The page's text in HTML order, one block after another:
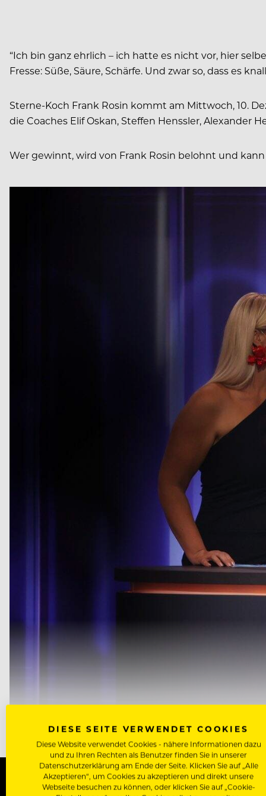
“Ich bin ganz ehrlich – ich hatte es nicht vor, hier
Fresse: Süße, Säure, Schärfe. Und zwar so, dass es
Sterne-Koch Frank Rosin kommt am Mittwoch, 10.
die Coaches Elif Oskan, Steffen Henssler,
Wer gewinnt, wird von Frank Rosin belohnt und
MODERATORIN ANGELINA KIRSCH UND GASTJUROR FRANK
DIESE SEITE VERWENDET COOKIES
Diese Website verwendet Cookies - nähere Informationen dazu
und zu Ihren Rechten als Benutzer finden Sie in unserer
Datenschutzerklärung am Ende der Seite. Klicken Sie auf „Alle
Akzeptieren“, um Cookies zu akzeptieren und direkt unsere
Webseite besuchen zu können, oder klicken Sie auf „Cookie-